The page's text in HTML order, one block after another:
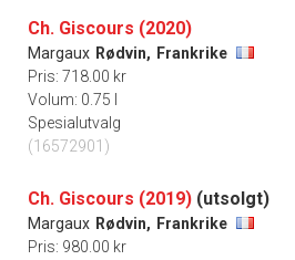
Ch. Giscours (2020)
Margaux Rødvin, Frankrike
Pris: 718.00 kr
Volum: 0.75 l
Spesialutvalg
(16572901)
Ch. Giscours (2019) (utsolgt)
Margaux Rødvin, Frankrike
Pris: 980.00 kr